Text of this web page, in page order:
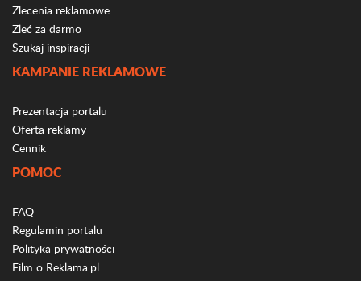
Zlecenia reklamowe
Zleć za darmo
Szukaj inspiracji
KAMPANIE REKLAMOWE
Prezentacja portalu
Oferta reklamy
Cennik
POMOC
FAQ
Regulamin portalu
Polityka prywatności
Film o Reklama.pl